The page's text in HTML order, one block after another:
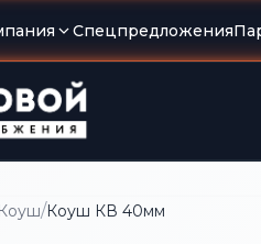
Спецпредложения
Коуш/Коуш КВ 40мм